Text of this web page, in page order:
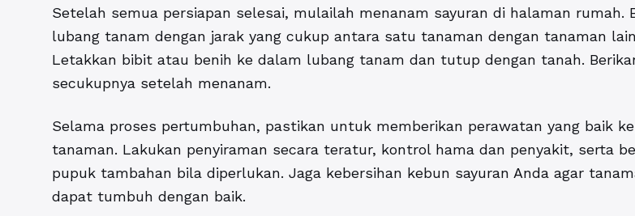
Setelah semua persiapan selesai, mulailah menanam sayuran di halaman rumah.
lubang tanam dengan jarak yang cukup antara satu tanaman dengan tanaman
Letakkan bibit atau benih ke dalam lubang tanam dan tutup dengan tanah.
secukupnya setelah menanam.
Selama proses pertumbuhan, pastikan untuk memberikan perawatan yang baik
tanaman. Lakukan penyiraman secara teratur, kontrol hama dan penyakit, serta
pupuk tambahan bila diperlukan. Jaga kebersihan kebun sayuran Anda agar
dapat tumbuh dengan baik.